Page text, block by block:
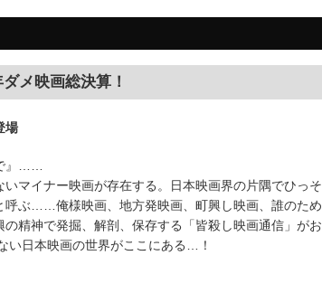
メ映画総決算！
場
』……
マイナー映画が存在する。日本映画界の片隅でひっそ
呼ぶ……俺様映画、地方発映画、町興し映画、誰のため
精神で発掘、解剖、保存する「皆殺し映画通信」がお
い日本映画の世界がここにある…！